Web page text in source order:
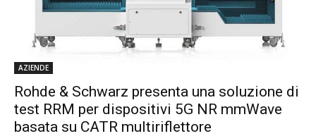
AZIENDE
Rohde & Schwarz presenta una soluzione di
test RRM per dispositivi 5G NR mmWave
basata su CATR multiriflettore